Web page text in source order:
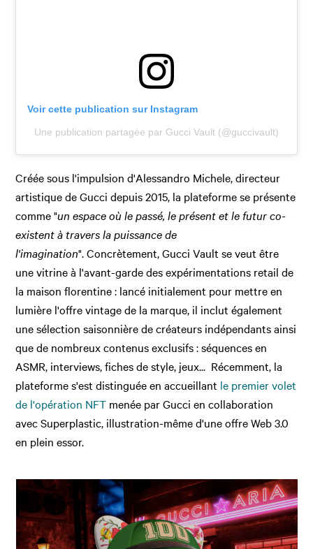
Voir cette publication sur Instagram
Une publication partagée par Gucci Vault (@guccivault)
Créée sous l'impulsion d'Alessandro Michele, directeur
artistique de Gucci depuis 2015, la plateforme se présente
comme "un espace où le passé, le présent et le futur co-
existent à travers la puissance de
l'imagination". Concrètement, Gucci Vault se veut être
une vitrine à l'avant-garde des expérimentations retail de
la maison florentine : lancé initialement pour mettre en
lumière l'offre vintage de la marque, il inclut également
une sélection saisonnière de créateurs indépendants ainsi
que de nombreux contenus exclusifs : séquences en
ASMR, interviews, fiches de style, jeux... Récemment, la
plateforme s'est distinguée en accueillant le premier volet
de l'opération NFT menée par Gucci en collaboration
avec Superplastic, illustration-même d'une offre Web 3.0
en plein essor.